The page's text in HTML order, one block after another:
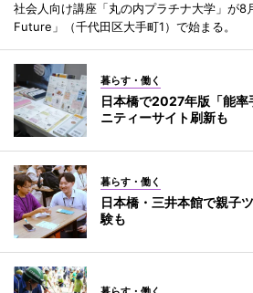
社会人向け講座「丸の内プラチナ大学」が8
Future」（千代田区大手町1）で始まる。
暮らす・働く
日本橋で2027年版「能
ニティーサイト刷新も
暮らす・働く
日本橋・三井本館で親子
験も